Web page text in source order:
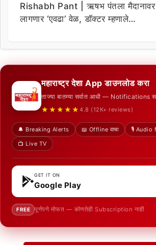
Rishabh Pant | ऋषभ पंतला मैदानावर
लागणार ‘एवढा’ वेळ, डॉक्टर म्हणाले…
महाराष्ट्र देशा App डाउनलोड करा
ताज्या बातम्या सर्वात आधी — Notifications
★★★★★ 4.8 (12K+ reviews)
🔔 Breaking Alerts 📖 Offline वाचा
🎙️ Audio
📺 Live TV
GET IT ON
Google Play
FREE पूर्णपणे मोफत — कोणतेही Subscription नाही